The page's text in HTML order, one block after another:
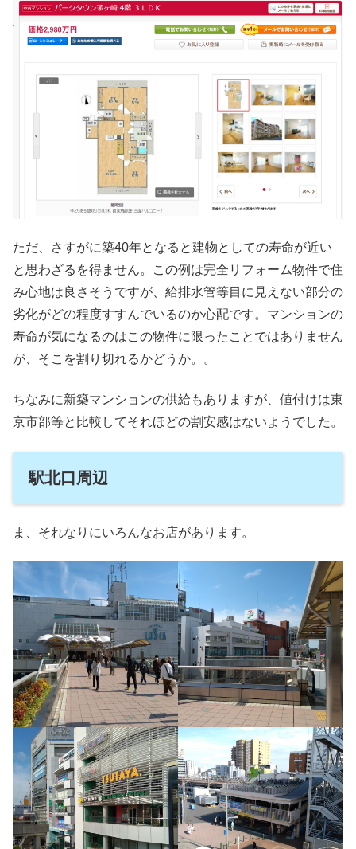
ただ、さすがに築40年となると建物としての寿命が近い
と思わざるを得ません。この例は完全リフォーム物件で住
み心地は良さそうですが、給排水管等目に見えない部分の
劣化がどの程度すすんでいるのか心配です。マンションの
寿命が気になるのはこの物件に限ったことではありません
が、そこを割り切れるかどうか。。
ちなみに新築マンションの供給もありますが、値付けは東
京市部等と比較してそれほどの割安感はないようでした。
駅北口周辺
ま、それなりにいろんなお店があります。